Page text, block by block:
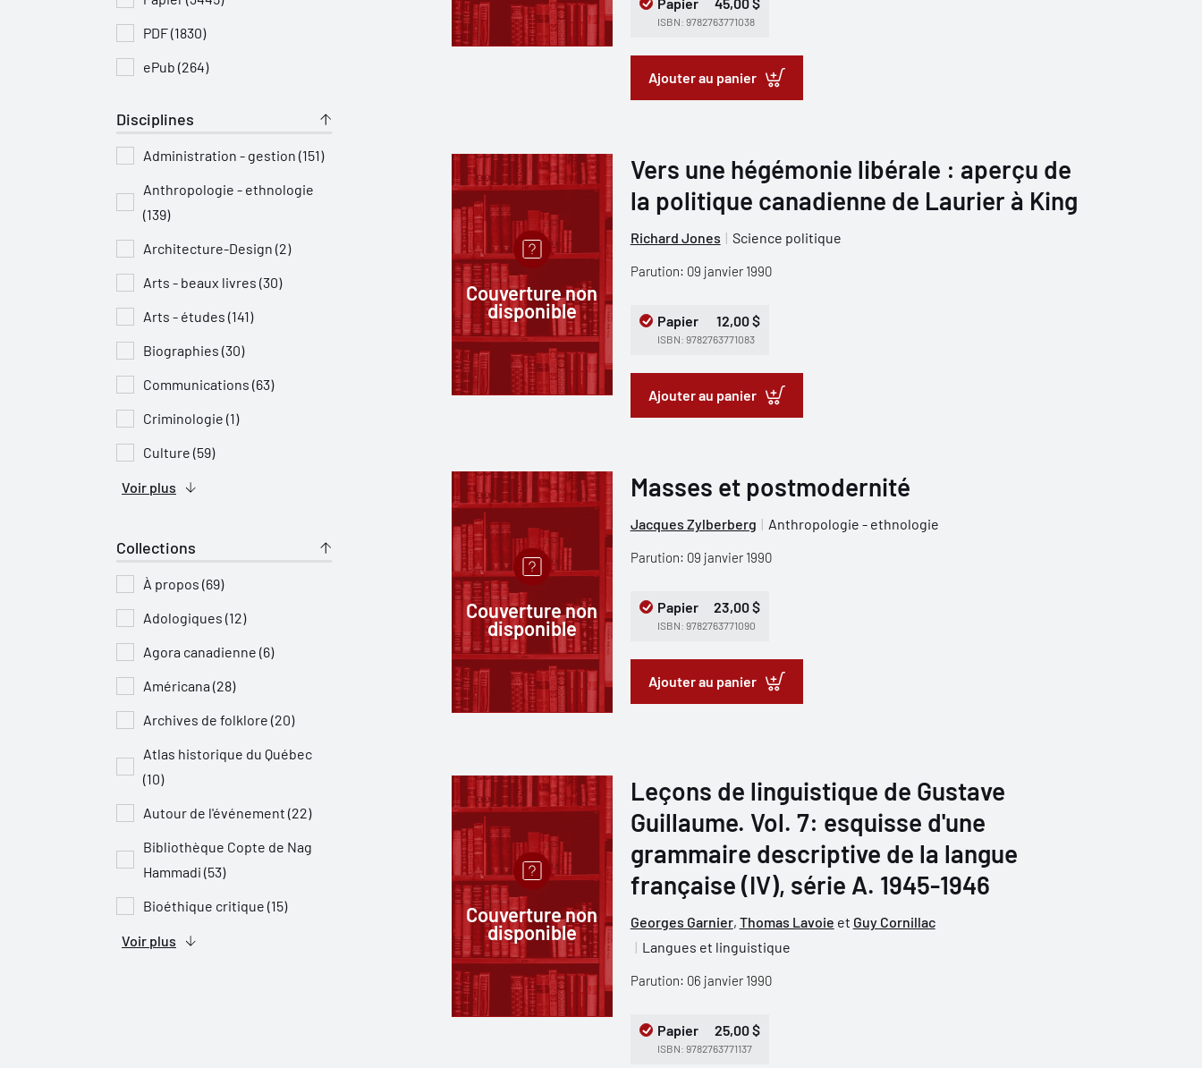
PDF (1830)
ePub (264)
Disciplines
Administration - gestion (151)
Anthropologie - ethnologie
(139)
Architecture-Design (2)
Arts - beaux livres (30)
Arts - études (141)
Biographies (30)
Communications (63)
Criminologie (1)
Culture (59)
Voir plus
Collections
À propos (69)
Adologiques (12)
Agora canadienne (6)
Américana (28)
Archives de folklore (20)
Atlas historique du Québec
(10)
Autour de l'événement (22)
Bibliothèque Copte de Nag
Hammadi (53)
Bioéthique critique (15)
Voir plus
ISBN: 9782763771038
Ajouter au panier
Couverture non
disponible
Vers une hégémonie libérale : aperçu de
la politique canadienne de Laurier à King
Richard Jones Science politique
Parution: 09 janvier 1990
Papier 12,00 $
ISBN: 9782763771083
Ajouter au panier
Couverture non
disponible
Masses et postmodernité
Jacques Zylberberg Anthropologie - ethnologie
Parution: 09 janvier 1990
Papier 23,00 $
ISBN: 9782763771090
Ajouter au panier
Couverture non
disponible
Leçons de linguistique de Gustave
Guillaume. Vol. 7: esquisse d'une
grammaire descriptive de la langue
française (IV), série A. 1945-1946
Georges Garnier, Thomas Lavoie et Guy Cornillac
Langues et linguistique
Parution: 06 janvier 1990
Papier 25,00 $
ISBN: 9782763771137